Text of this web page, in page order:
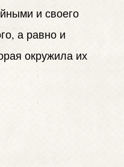
и своего
а равно и
окружила их